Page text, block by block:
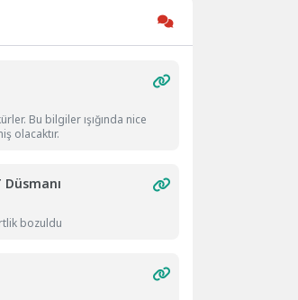
Bu bilgiler ışığında nice
olacaktır.
Düsmanı
bozuldu